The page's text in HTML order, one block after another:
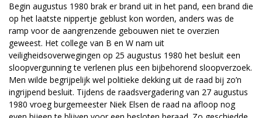
Begin augustus 1980 brak er brand uit in het pand, een brand die
op het laatste nippertje geblust kon worden, anders was de
ramp voor de aangrenzende gebouwen niet te overzien
geweest. Het college van B en W nam uit
veiligheidsoverwegingen op 25 augustus 1980 het besluit een
sloopvergunning te verlenen plus een bijbehorend sloopverzoek.
Men wilde begrijpelijk wel politieke dekking uit de raad bij zo’n
ingrijpend besluit. Tijdens de raadsvergadering van 27 augustus
1980 vroeg burgemeester Niek Elsen de raad na afloop nog